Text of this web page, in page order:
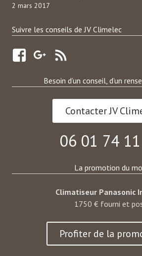
2 mars 2017
Suivre les conseils de JV Climelec
Besoin d’un conseil, d’un
Contacter JV
06 01 74
La promotion du
Climatiseur Panasonic
1750 € fourni et
Profiter de la